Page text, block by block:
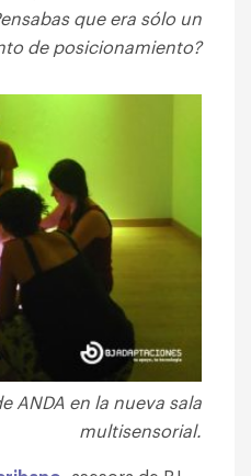
que era sólo un
de posicionamiento?
ANDA en la nueva sala
multisensorial.